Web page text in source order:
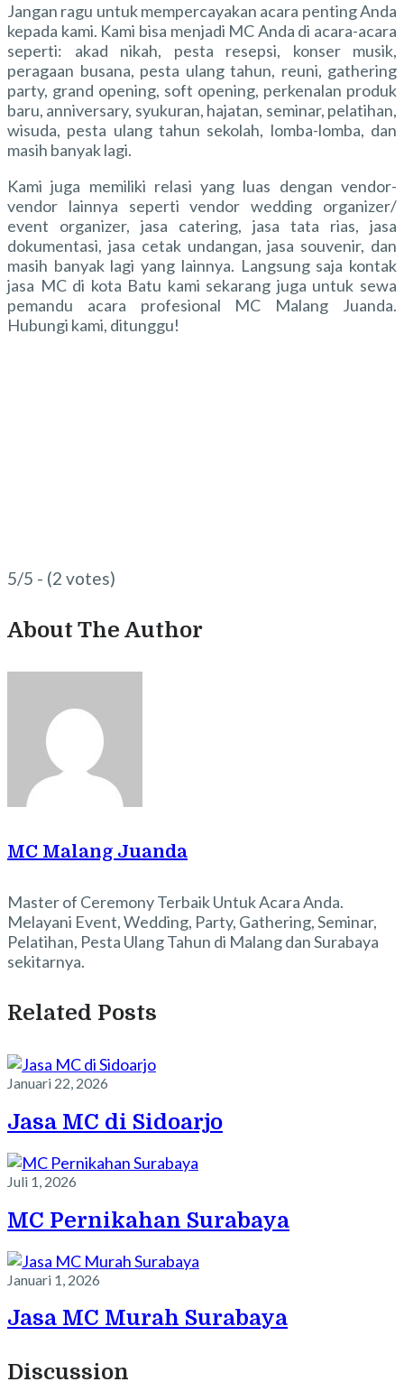
Jangan ragu untuk mempercayakan acara penting Anda
kepada kami. Kami bisa menjadi MC Anda di acara-acara
seperti: akad nikah, pesta resepsi, konser musik,
peragaan busana, pesta ulang tahun, reuni, gathering
party, grand opening, soft opening, perkenalan produk
baru, anniversary, syukuran, hajatan, seminar, pelatihan,
wisuda, pesta ulang tahun sekolah, lomba-lomba, dan
masih banyak lagi.
Kami juga memiliki relasi yang luas dengan vendor-
vendor lainnya seperti vendor wedding organizer/
event organizer, jasa catering, jasa tata rias, jasa
dokumentasi, jasa cetak undangan, jasa souvenir, dan
masih banyak lagi yang lainnya. Langsung saja kontak
jasa MC di kota Batu kami sekarang juga untuk sewa
pemandu acara profesional MC Malang Juanda.
Hubungi kami, ditunggu!
5/5 - (2 votes)
About The Author
MC Malang Juanda
Master of Ceremony Terbaik Untuk Acara Anda.
Melayani Event, Wedding, Party, Gathering, Seminar,
Pelatihan, Pesta Ulang Tahun di Malang dan Surabaya
sekitarnya.
Related Posts
Januari 22, 2026
Jasa MC di Sidoarjo
Juli 1, 2026
MC Pernikahan Surabaya
Januari 1, 2026
Jasa MC Murah Surabaya
Discussion